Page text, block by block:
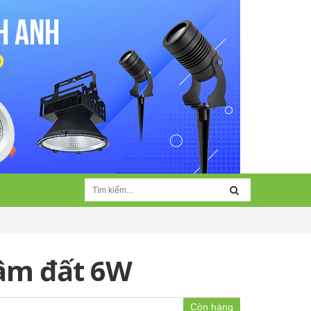
đất 6W
Còn hàng